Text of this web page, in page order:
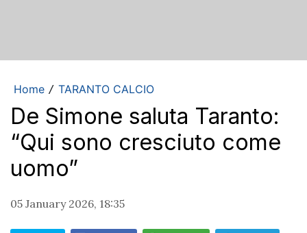
Home / TARANTO CALCIO
De Simone saluta Taranto:
“Qui sono cresciuto come
uomo”
05 January 2026, 18:35